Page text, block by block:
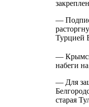
—
Турцией
—
набеги
— Для
старая